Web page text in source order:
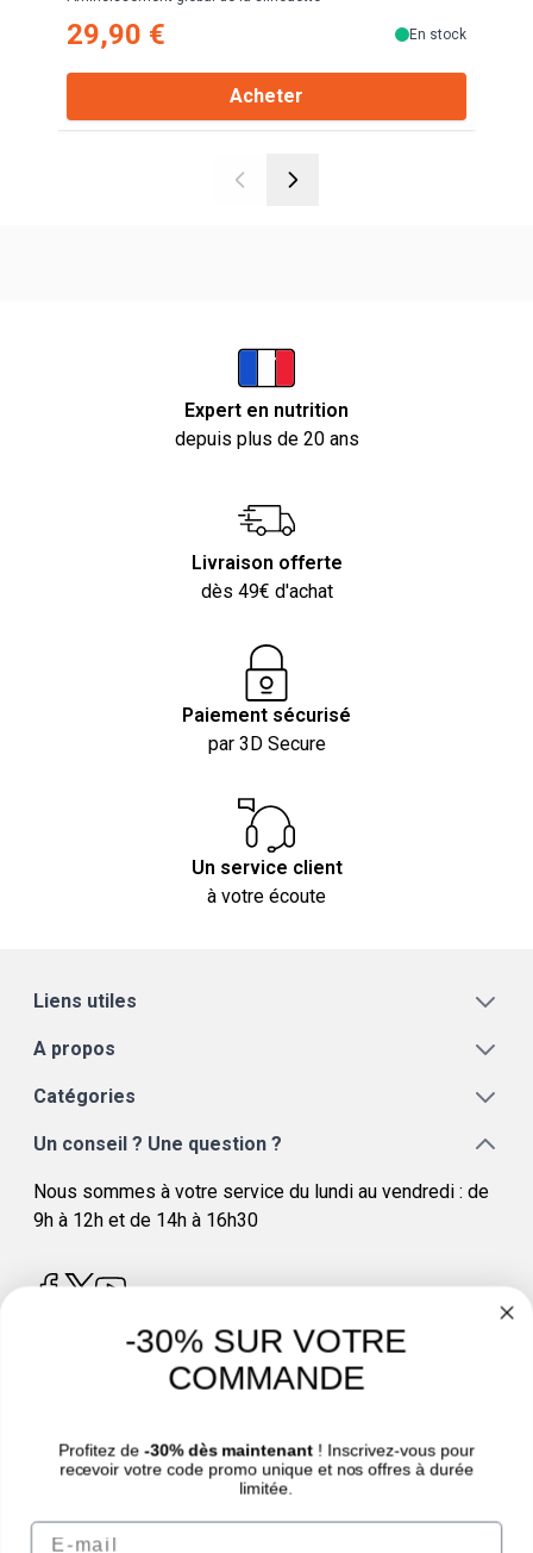
29,90 € En stock
Acheter
Expert en nutrition
depuis plus de 20 ans
Livraison offerte
dès 49€ d'achat
Paiement sécurisé
par 3D Secure
Un service client
à votre écoute
Liens utiles
A propos
Catégories
Un conseil ? Une question ?
Nous sommes à votre service du lundi au vendredi : de
9h à 12h et de 14h à 16h30
4.8/ 5
-30% SUR VOTRE
COMMANDE
Profitez de -30% dès maintenant ! Inscrivez-vous pour
recevoir votre code promo unique et nos offres à durée
limitée.
Email